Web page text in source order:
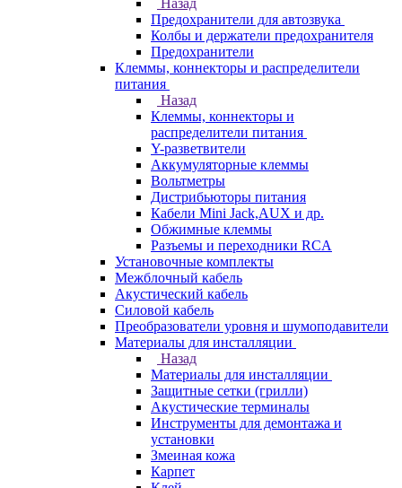
Назад
Предохранители для автозвука
Колбы и держатели предохранителя
Предохранители
Клеммы, коннекторы и распределители
питания
Назад
Клеммы, коннекторы и
распределители питания
Y-разветвители
Аккумуляторные клеммы
Вольтметры
Дистрибьюторы питания
Кабели Mini Jack,AUX и др.
Обжимные клеммы
Разъемы и переходники RCA
Установочные комплекты
Межблочный кабель
Акустический кабель
Силовой кабель
Преобразователи уровня и шумоподавители
Материалы для инсталляции
Назад
Материалы для инсталляции
Защитные сетки (грилли)
Акустические терминалы
Инструменты для демонтажа и
установки
Змеиная кожа
Карпет